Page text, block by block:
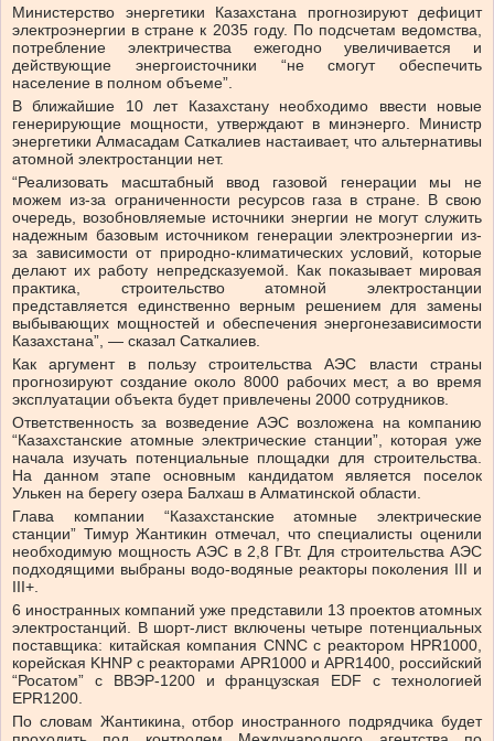
Министерство энергетики Казахстана прогнозируют дефицит
электроэнергии в стране к 2035 году. По подсчетам ведомства,
потребление электричества ежегодно увеличивается и
действующие энергоисточники “не смогут обеспечить
население в полном объеме”.
В ближайшие 10 лет Казахстану необходимо ввести новые
генерирующие мощности, утверждают в минэнерго. Министр
энергетики Алмасадам Саткалиев настаивает, что альтернативы
атомной электростанции нет.
“Реализовать масштабный ввод газовой генерации мы не
можем из-за ограниченности ресурсов газа в стране. В свою
очередь, возобновляемые источники энергии не могут служить
надежным базовым источником генерации электроэнергии из-
за зависимости от природно-климатических условий, которые
делают их работу непредсказуемой. Как показывает мировая
практика, строительство атомной электростанции
представляется единственно верным решением для замены
выбывающих мощностей и обеспечения энергонезависимости
Казахстана”, — сказал Саткалиев.
Как аргумент в пользу строительства АЭС власти страны
прогнозируют создание около 8000 рабочих мест, а во время
эксплуатации объекта будет привлечены 2000 сотрудников.
Ответственность за возведение АЭС возложена на компанию
“Казахстанские атомные электрические станции”, которая уже
начала изучать потенциальные площадки для строительства.
На данном этапе основным кандидатом является поселок
Улькен на берегу озера Балхаш в Алматинской области.
Глава компании “Казахстанские атомные электрические
станции” Тимур Жантикин отмечал, что специалисты оценили
необходимую мощность АЭС в 2,8 ГВт. Для строительства АЭС
подходящими выбраны водо-водяные реакторы поколения III и
III+.
6 иностранных компаний уже представили 13 проектов атомных
электростанций. В шорт-лист включены четыре потенциальных
поставщика: китайская компания CNNC с реактором HPR1000,
корейская KHNP с реакторами APR1000 и APR1400, российский
“Росатом” с ВВЭР-1200 и французская EDF с технологией
EPR1200.
По словам Жантикина, отбор иностранного подрядчика будет